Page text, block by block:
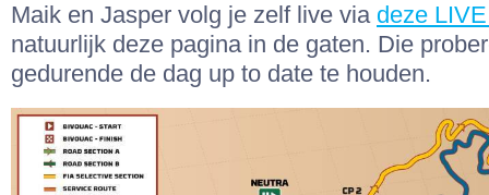
Maik en Jasper volg je zelf live via deze
natuurlijk deze pagina in de gaten. Die
gedurende de dag up to date te houden.